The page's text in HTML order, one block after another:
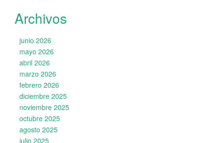
Archivos
junio 2026
mayo 2026
abril 2026
marzo 2026
febrero 2026
diciembre 2025
noviembre 2025
octubre 2025
agosto 2025
julio 2025